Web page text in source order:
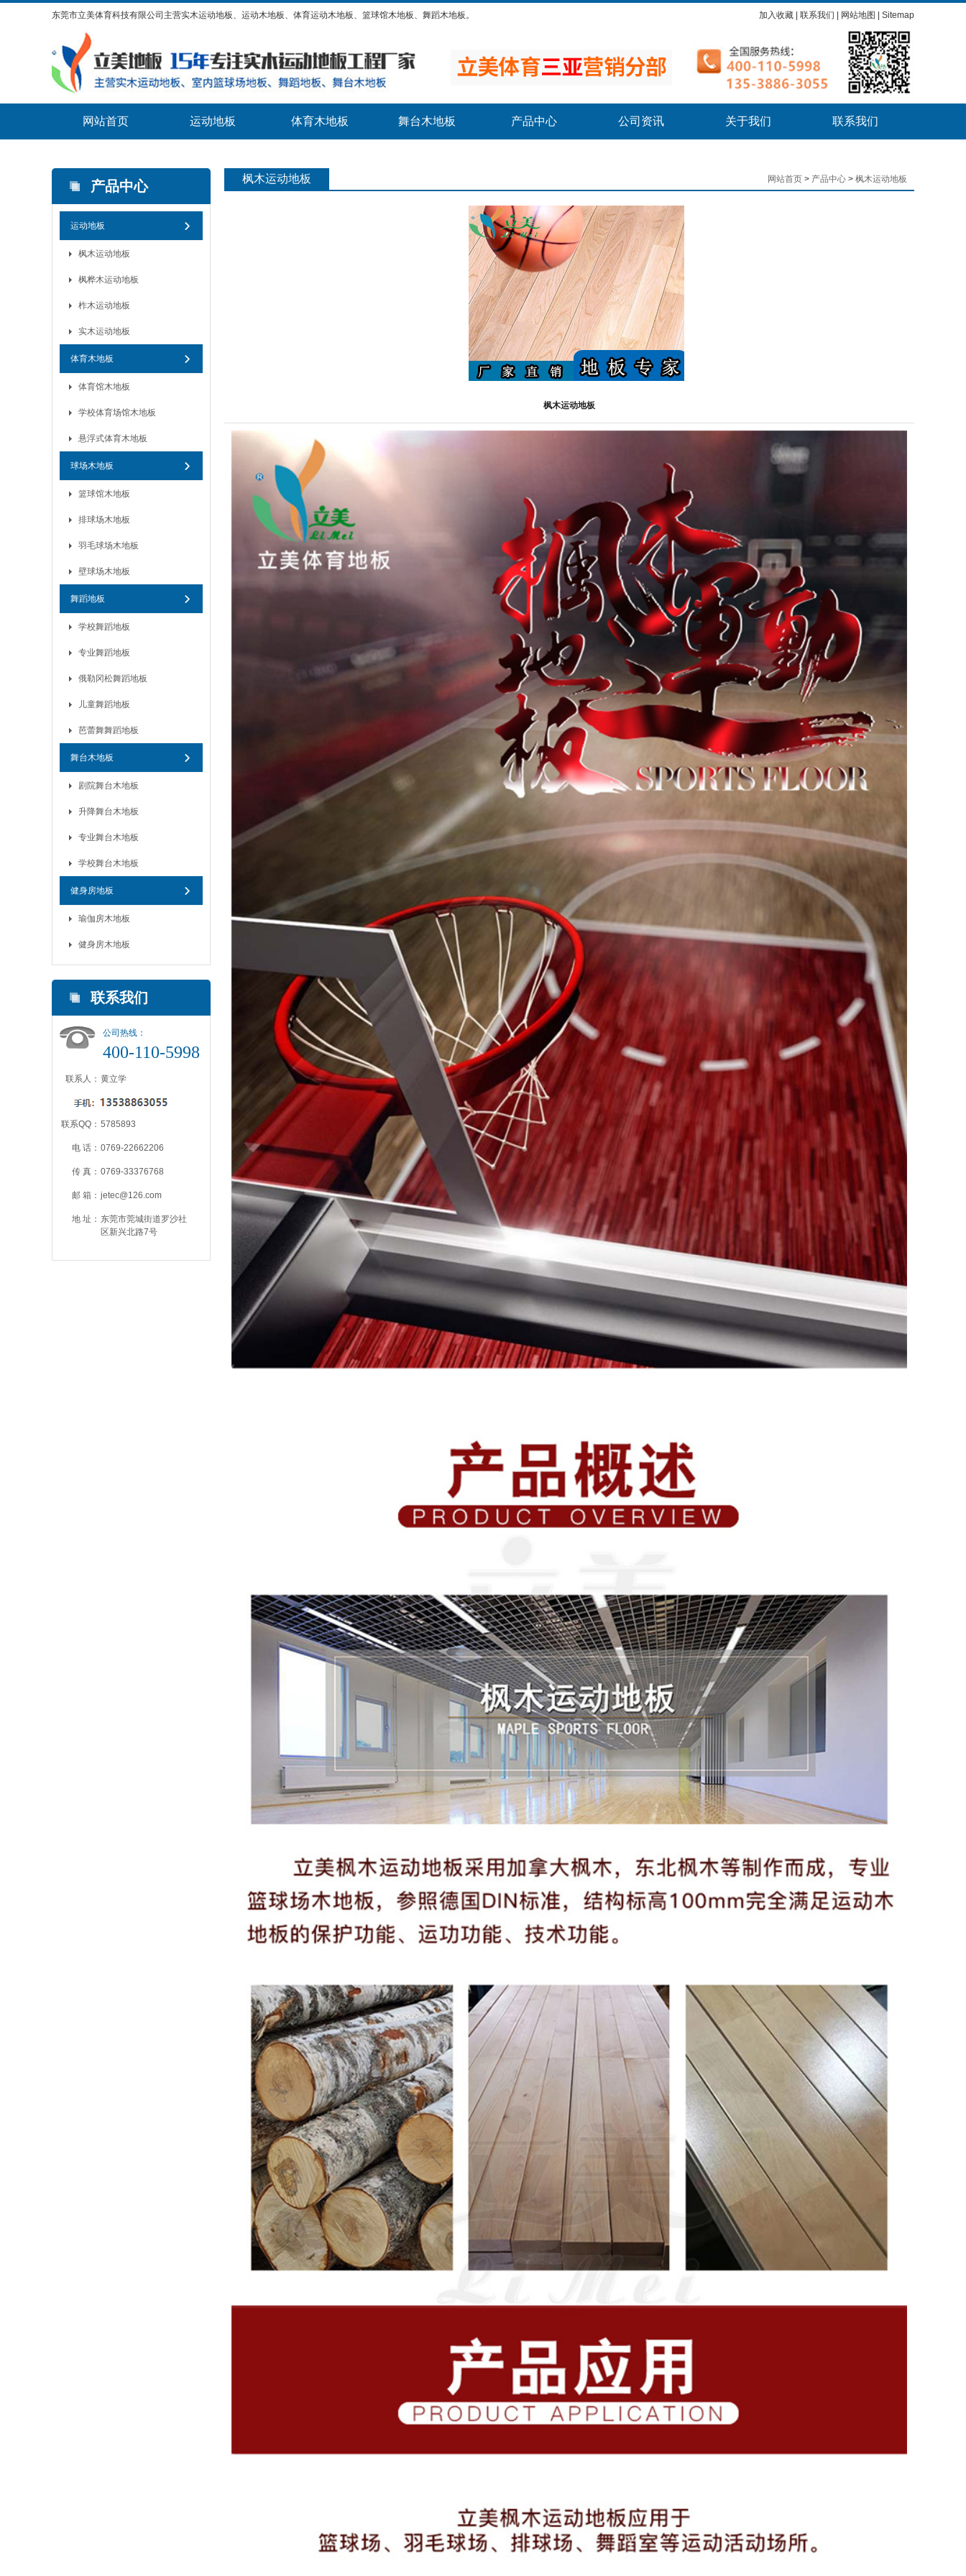
东莞市立美体育科技有限公司主营实木运动地板、运动木地板、体育运动木地板、篮球馆木地板、舞蹈木地板。 加入收藏 联系我们 网站地图 Sitemap
网站首页 运动地板 体育木地板 舞台木地板 产品中心 公司资讯 关于我们 联系我们
产品中心
运动地板
枫木运动地板
枫桦木运动地板
柞木运动地板
实木运动地板
体育木地板
体育馆木地板
学校体育场馆木地板
悬浮式体育木地板
球场木地板
篮球馆木地板
排球场木地板
羽毛球场木地板
壁球场木地板
舞蹈地板
学校舞蹈地板
专业舞蹈地板
俄勒冈松舞蹈地板
儿童舞蹈地板
芭蕾舞舞蹈地板
舞台木地板
剧院舞台木地板
升降舞台木地板
专业舞台木地板
学校舞台木地板
健身房地板
瑜伽房木地板
健身房木地板
联系我们
公司热线：
400-110-5998
联系人： 黄立学
联系QQ： 5785893
电 话： 0769-22662206
传 真： 0769-33376768
邮 箱： jetec@126.com
地 址： 东莞市莞城街道罗沙社
区新兴北路7号
网站首页 > 产品中心 > 枫木运动地板
枫木运动地板
枫木运动地板